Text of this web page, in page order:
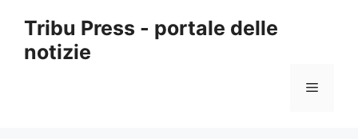
content
Tribu Press - portale delle
notizie
Menu